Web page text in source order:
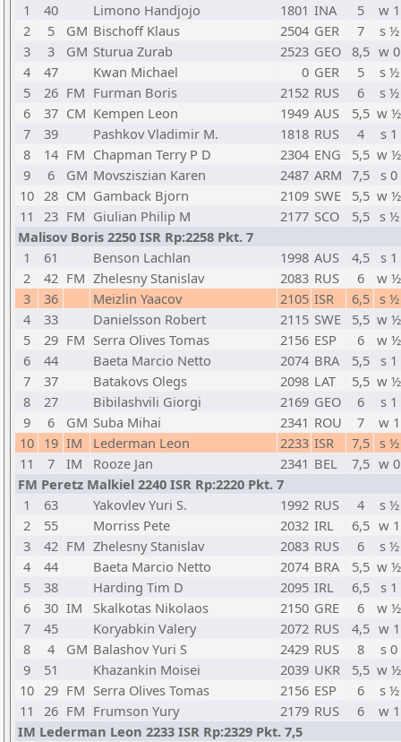
1
40 Limono Handjojo 1801 INA 5
w 1
2
5 GM Bischoff Klaus 2504 GER 7
s ½
3
3 GM Sturua Zurab 2523 GEO 8,5 w 0
4
47 Kwan Michael 0 GER 5
s ½
5
26 FM Furman Boris 2152 RUS 6
s ½
6
37 CM Kempen Leon 1949 AUS 5,5 w ½
7
39 Pashkov Vladimir M. 1818 RUS 4
s 1
8
14 FM Chapman Terry P D 2304 ENG 5,5 w ½
9
6 GM Movsziszian Karen 2487 ARM 7,5
s 0
10 28 CM Gamback Bjorn 2109 SWE 5,5 w ½
11
23 FM Giulian Philip M 2177 SCO 5,5
s ½
Malisov Boris 2250 ISR Rp:2258 Pkt. 7
1
61 Benson Lachlan 1998 AUS 4,5
s 1
2
42 FM Zhelesny Stanislav 2083 RUS 6
w ½
3
36 Meizlin Yaacov 2105 ISR 6,5 s ½
4
33 Danielsson Robert 2115 SWE 5,5 w ½
5
29 FM Serra Olives Tomas 2156 ESP 6
w ½
6
44 Baeta Marcio Netto 2074 BRA 5,5
s 1
7
37 Batakovs Olegs 2098 LAT 5,5 w ½
8
27 Bibilashvili Giorgi 2169 GEO 6
s 1
9
6 GM Suba Mihai 2341 ROU 7
w 1
10 19 IM Lederman Leon 2233 ISR 7,5 s ½
11
7 IM Rooze Jan 2341 BEL 7,5 w 0
FM Peretz Malkiel 2240 ISR Rp:2220 Pkt. 7
1
63 Yakovlev Yuri S. 1992 RUS 4
s ½
2
55 Morriss Pete 2032 IRL 6,5 w 1
3
42 FM Zhelesny Stanislav 2083 RUS 6
s ½
4
44 Baeta Marcio Netto 2074 BRA 5,5 w ½
5
38 Harding Tim D 2095 IRL 6,5
s 1
6
30 IM Skalkotas Nikolaos 2150 GRE 6
w ½
7
45 Koryabkin Valery 2072 RUS 4,5 w 1
8
4 GM Balashov Yuri S 2429 RUS 8
s 0
9
51 Khazankin Moisei 2039 UKR 5,5 w ½
10 29 FM Serra Olives Tomas 2156 ESP 6
s ½
11
26 FM Frumson Yury 2179 RUS 6
w 1
IM Lederman Leon 2233 ISR Rp:2329 Pkt. 7,5